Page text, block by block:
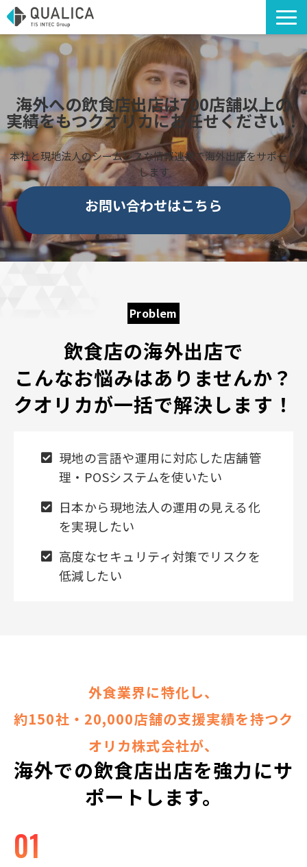
TOP
ソリューション・サービス
導入事例
アライアンスソリューション
コラム
海外への出店支援
お知らせ
お役立ち資料
海外への飲食店出店は700店舗以上の
実績をもつクオリカにお任せください！
本社と現地法人のシームレスな情報連携で海外出店をサポート
します
お問い合わせはこちら
Problem
飲食店の海外出店で
こんなお悩みはありませんか？
クオリカが一括で解決します！
現地の言語や運用に対応した店舗管
理・POSシステムを使いたい
日本から現地法人の運用の見える化
を実現したい
高度なセキュリティ対策でリスクを
低減したい
外食業界に特化し、
約150社・20,000店舗の支援実績を持つク
オリカ株式会社が、
海外での飲食店出店を強力にサ
ポートします。
01